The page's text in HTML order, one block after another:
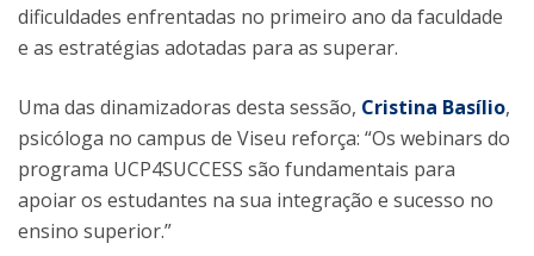
dificuldades enfrentadas no primeiro ano da faculdade
e as estratégias adotadas para as superar.
Uma das dinamizadoras desta sessão, Cristina Basílio,
psicóloga no campus de Viseu reforça: “Os webinars do
programa UCP4SUCCESS são fundamentais para
apoiar os estudantes na sua integração e sucesso no
ensino superior.”